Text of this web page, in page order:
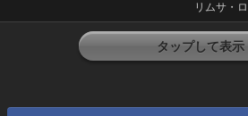
リムサ・
タップして表示